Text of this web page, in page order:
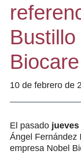
Biocare
10 de febrero de
El pasado
Ángel Fernández
empresa Nobel